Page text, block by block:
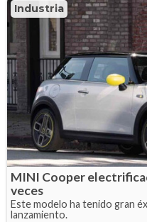
Industria
MINI Cooper
veces
Este modelo ha tenido gran
lanzamiento.